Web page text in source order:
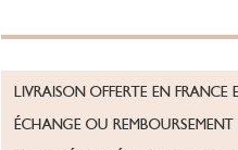
LIVRAISON OFFERTE EN
ÉCHANGE OU REMBOURSEMENT